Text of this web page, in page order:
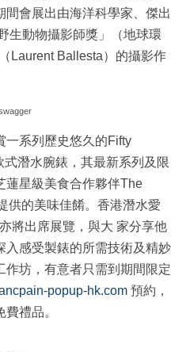
會展出由海洋科學家、傑出
生動物攝影師獎」（地球環
Laurent Ballesta）的攝影作
一系列歷史悠久的Fif​​ty
潛水腕錶，其最新系列及限
蓮星級美食合作夥伴The
供的美味佳餚。香港潛水愛
將出席展覽，與大 家分享他
入感受製錶的所需技術及精妙
作坊，有意者只需到期間限定
popup-hk.com 預約，
禮品。